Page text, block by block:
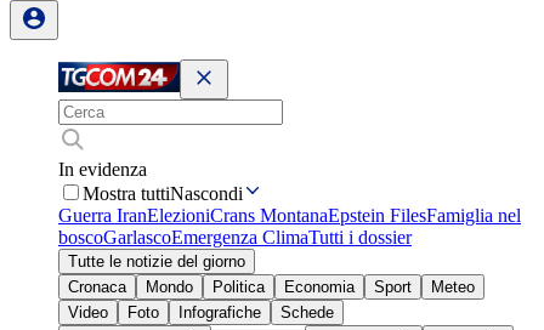
In evidenza
Mostra tuttiNascondi
Guerra IranElezioniCrans MontanaEpstein FilesFamiglia nel
boscoGarlascoEmergenza ClimaTutti i dossier
Tutte le notizie del giorno
Cronaca
Mondo Politica Economia Sport
Meteo
Video
Foto Infografiche
Schede